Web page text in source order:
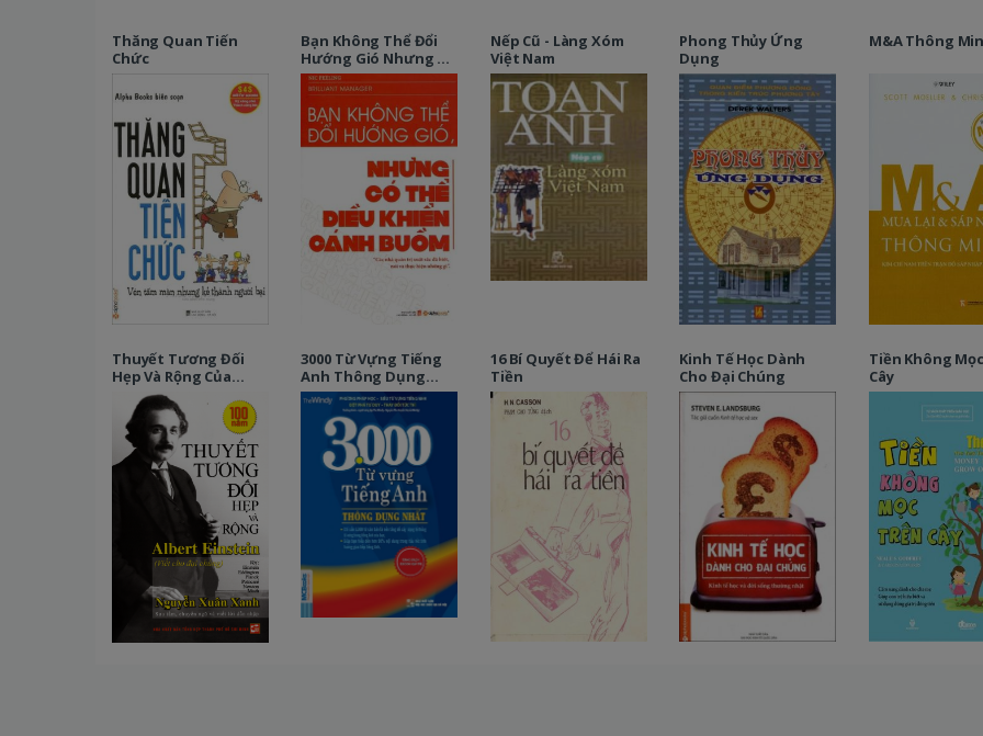
Thăng Quan Tiến
Chức
Bạn Không Thể Đổi
Hướng Gió Nhưng Có
Thể Điều Khiển Cánh
Buồm
Nếp Cũ - Làng Xóm
Việt Nam
Phong Thủy Ứng
Dụng
M&A Thông
Thuyết Tương Đối
Hẹp Và Rộng Của
Albert Einstein
3000 Từ Vựng Tiếng
Anh Thông Dụng
Nhất
16 Bí Quyết Để Hái Ra
Tiền
Kinh Tế Học Dành
Cho Đại Chúng
Tiền Không
Cây